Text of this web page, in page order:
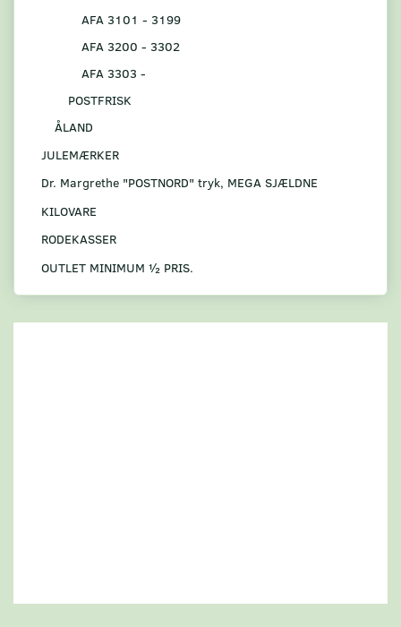
AFA 3101 - 3199
AFA 3200 - 3302
AFA 3303 -
POSTFRISK
ÅLAND
JULEMÆRKER
Dr. Margrethe "POSTNORD" tryk, MEGA SJÆLDNE
KILOVARE
RODEKASSER
OUTLET MINIMUM ½ PRIS.